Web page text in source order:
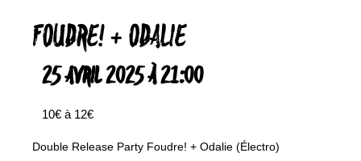
FOUDRE! + ODALIE
25 AVRIL 2025 À 21:00
10€ à 12€
Double Release Party Foudre! + Odalie (Électro)